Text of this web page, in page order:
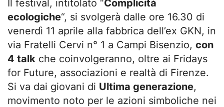
Il festival, intitolato “Complicità
ecologiche“, si svolgerà dalle ore 16.30 di
venerdì 11 aprile alla fabbrica dell’ex GKN, in
via Fratelli Cervi n° 1 a Campi Bisenzio, con
4 talk che coinvolgeranno, oltre ai Fridays
for Future, associazioni e realtà di Firenze.
Si va dai giovani di Ultima generazione,
movimento noto per le azioni simboliche nei